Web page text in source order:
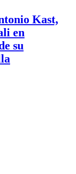
Kast,
en
su